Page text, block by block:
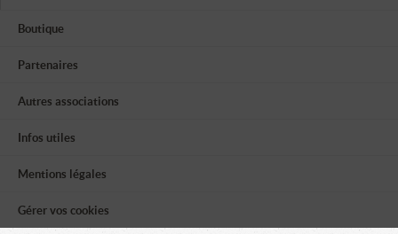
Boutique
Partenaires
Autres associations
Infos utiles
Mentions légales
Gérer vos cookies